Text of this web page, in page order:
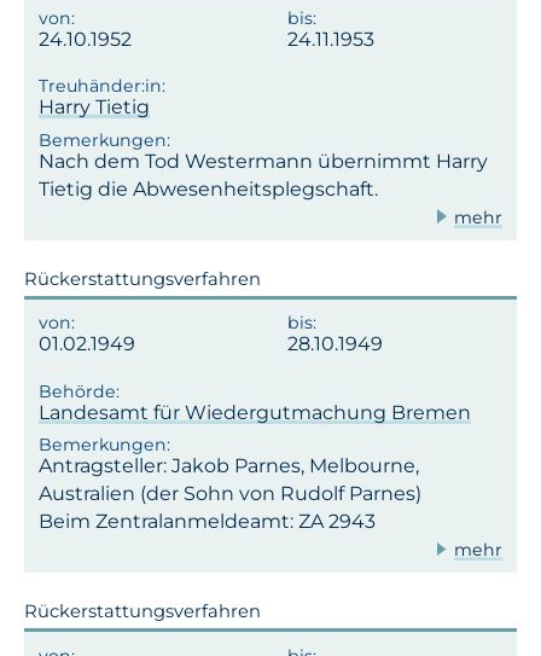
24.10.1952 24.11.1953
Harry Tietig
Nach dem Tod Westermann übernimmt Harry
Tietig die Abwesenheitsplegschaft.
mehr
Rückerstattungsverfahren
01.02.1949 28.10.1949
Landesamt für Wiedergutmachung Bremen
Antragsteller: Jakob Parnes, Melbourne,
Australien (der Sohn von Rudolf Parnes)
Beim Zentralanmeldeamt: ZA 2943
mehr
Rückerstattungsverfahren